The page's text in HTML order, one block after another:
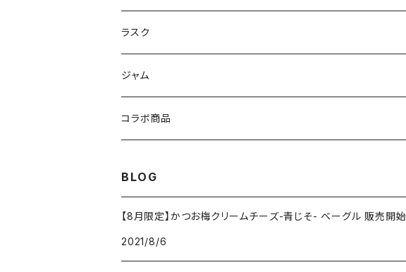
ラスク
ジャム
コラボ商品
BLOG
【8月限定】かつお梅クリームチーズ-青じそ- ベーグル 販売開始
2021/8/6